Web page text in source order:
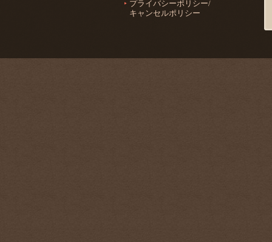
プライバシーポリシー/
キャンセルポリシー